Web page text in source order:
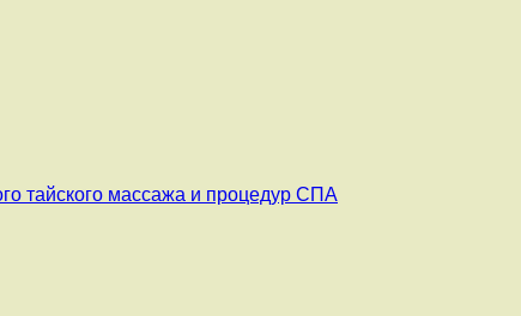
тайского массажа и процедур СПА